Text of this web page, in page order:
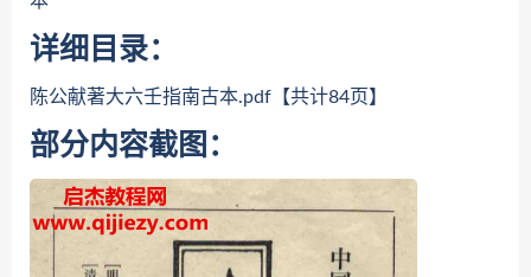
详细目录：
陈公献著大六壬指南古本.pdf【共计84页】
部分内容截图：